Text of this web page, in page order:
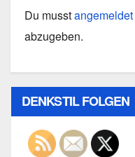
Du musstangemeldet
abzugeben.
DENKSTIL FOLGEN